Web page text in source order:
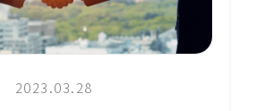
2023.03.28